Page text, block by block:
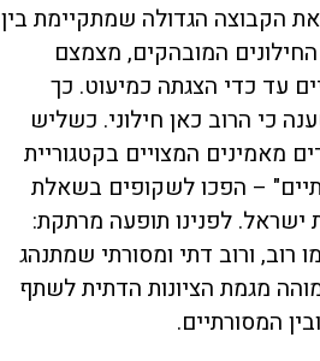
הקבוצה הגדולה שמתקיימת בין
המובהקים, מצמצם
עד כדי הצגתה כמיעוט. כך
כי הרוב כאן חילוני. כשליש
מאמינים המצויים בקטגוריית
– הפכו לשקופים בשאלת
ישראל. לפנינו תופעה מרתקת:
רוב, ורוב דתי ומסורתי שמתנהג
מגמת הציונות הדתית לשתף
המסורתיים.